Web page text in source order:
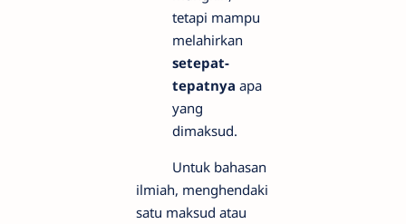
tetapi mampu
melahirkan
setepat-
tepatnya apa
yang
dimaksud.
Untuk bahasan
ilmiah, menghendaki
satu maksud atau